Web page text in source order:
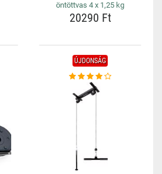
öntöttvas 4 x 1,25 kg
20290 Ft
ÚJDONSÁG